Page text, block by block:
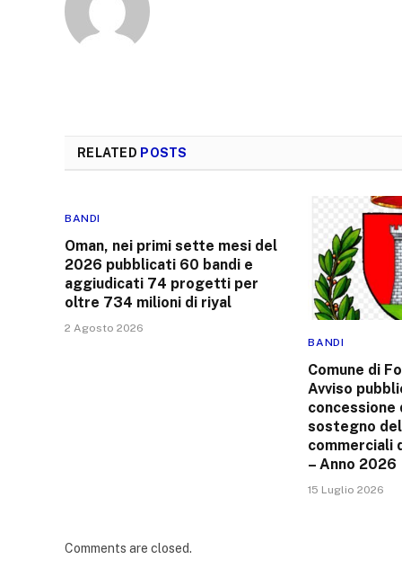
RELATED POSTS
BANDI
Oman, nei primi sette mesi del
2026 pubblicati 60 bandi e
aggiudicati 74 progetti per
oltre 734 milioni di riyal
2 Agosto 2026
BANDI
Comune di
Avviso
sostegno
commerciali
– Anno 2026
15 Luglio 2026
Comments are closed.